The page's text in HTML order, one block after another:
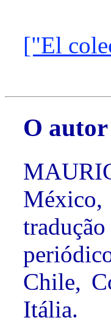
["El
O autor
México,
Chile,
Itália.